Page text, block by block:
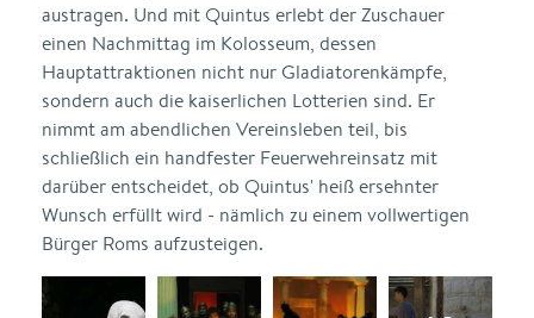
austragen. Und mit Quintus erlebt der Zuschauer
einen Nachmittag im Kolosseum, dessen
Hauptattraktionen nicht nur Gladiatorenkämpfe,
sondern auch die kaiserlichen Lotterien sind. Er
nimmt am abendlichen Vereinsleben teil, bis
schließlich ein handfester Feuerwehreinsatz mit
darüber entscheidet, ob Quintus' heiß ersehnter
Wunsch erfüllt wird - nämlich zu einem vollwertigen
Bürger Roms aufzusteigen.